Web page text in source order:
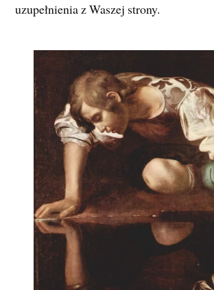
uzupełnienia z Waszej strony.